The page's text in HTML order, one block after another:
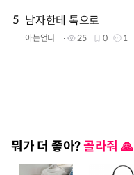
5 남자한테 톡으로
아는언니 25 0 1
뭐가 더 좋아?골라줘 🙏